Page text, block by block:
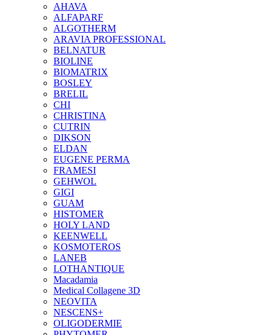
AHAVA
ALFAPARF
ALGOTHERM
ARAVIA PROFESSIONAL
BELNATUR
BIOLINE
BIOMATRIX
BOSLEY
BRELIL
CHI
CHRISTINA
CUTRIN
DIKSON
ELDAN
EUGENE PERMA
FRAMESI
GEHWOL
GIGI
GUAM
HISTOMER
HOLY LAND
KEENWELL
KOSMOTEROS
LANEB
LOTHANTIQUE
Macadamia
Medical Collagene 3D
NEOVITA
NESCENS+
OLIGODERMIE